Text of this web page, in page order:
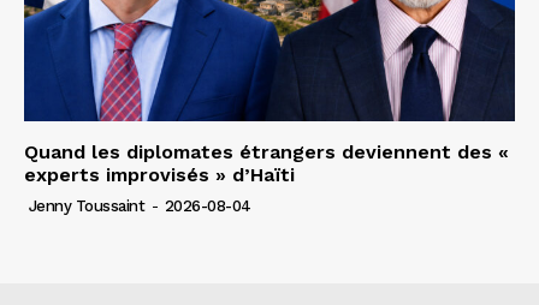
Quand les diplomates étrangers deviennent des «
experts improvisés » d’Haïti
Jenny Toussaint - 2026-08-04